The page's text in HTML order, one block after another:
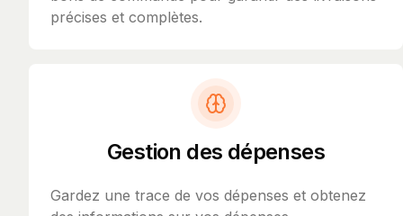
précises et complètes.
Gestion des dépenses
Gardez une trace de vos dépenses et obtenez